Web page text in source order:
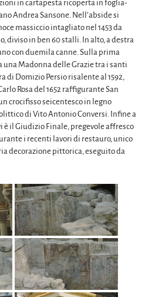
in cartapesta ricoperta in foglia-
Andrea Sansone. Nell’abside si
massiccio intagliato nel 1453 da
diviso in ben 60 stalli. In alto, a destra
con duemila canne. Sulla prima
una Madonna delle Grazie tra i santi
di Domizio Persio risalente al 1592,
Rosa del 1652 raffigurante San
crocifisso seicentesco in legno
di Vito Antonio Conversi. Infine a
è il Giudizio Finale, pregevole affresco
i recenti lavori di restauro, unico
decorazione pittorica, eseguito da